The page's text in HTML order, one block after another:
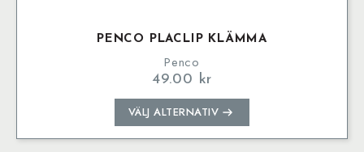
PENCO PLACLIP KLÄMMA
Penco
49.00 kr
VÄLJ ALTERNATIV
Den
här
produkten